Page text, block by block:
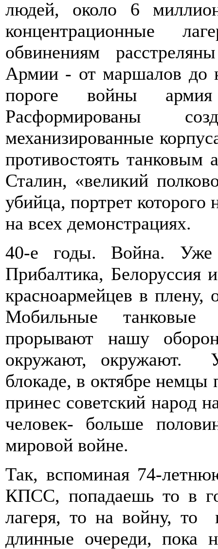
людей, около 6
концентрационные
обвинениям
Армии - от маршалов до
пороге войны армия
Расформированы
механизированные
противостоять танковым
Сталин, «великий
убийца, портрет
на всех демонстрациях.
40-е годы. Война.
Прибалтика, Белоруссия
красноармейцев в плену,
Мобильные танковые
прорывают нашу
окружают, окружают.
блокаде, в октябре
принес советский народ
человек- больше
мировой войне.
Так, вспоминая 74-
КПСС, попадаешь то в
лагеря, то на войну, то
длинные очереди, пока